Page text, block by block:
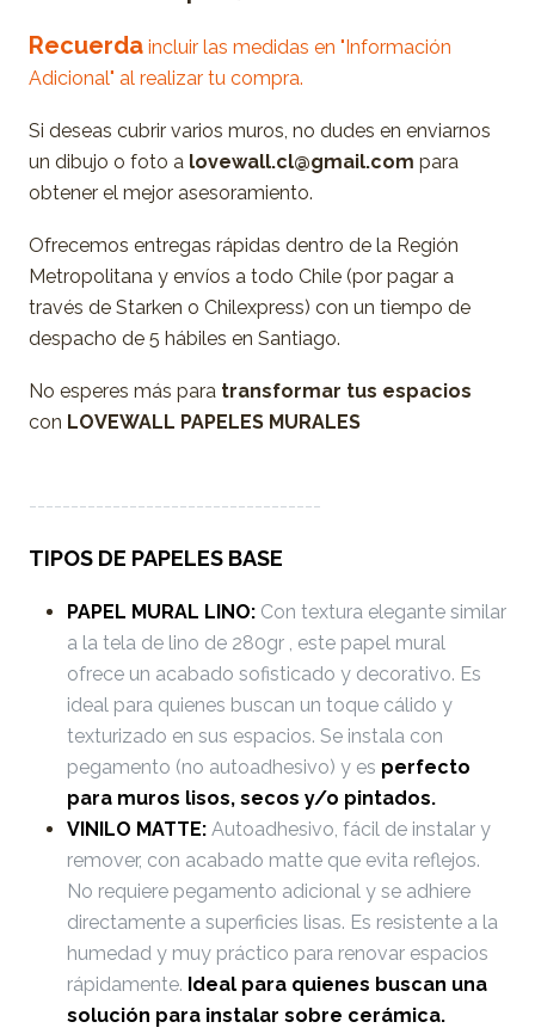
Recuerda incluir las medidas en "Información
Adicional" al realizar tu compra.
Si deseas cubrir varios muros, no dudes en enviarnos
un dibujo o foto a lovewall.cl@gmail.com para
obtener el mejor asesoramiento.
Ofrecemos entregas rápidas dentro de la Región
Metropolitana y envíos a todo Chile (por pagar a
través de Starken o Chilexpress) con un tiempo de
despacho de 5 hábiles en Santiago.
No esperes más para transformar tus espacios
con LOVEWALL PAPELES MURALES
-----------------------------------
TIPOS DE PAPELES BASE
PAPEL MURAL LINO: Con textura elegante similar
a la tela de lino de 280gr , este papel mural
ofrece un acabado sofisticado y decorativo. Es
ideal para quienes buscan un toque cálido y
texturizado en sus espacios. Se instala con
pegamento (no autoadhesivo) y es perfecto
para muros lisos, secos y/o pintados.
VINILO MATTE: Autoadhesivo, fácil de instalar y
remover, con acabado matte que evita reflejos.
No requiere pegamento adicional y se adhiere
directamente a superficies lisas. Es resistente a la
humedad y muy práctico para renovar espacios
rápidamente. Ideal para quienes buscan una
solución para instalar sobre cerámica.